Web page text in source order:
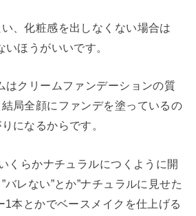
、化粧感を出しなくない場合は
ほうがいいです。
はクリームファンデーションの質
局全顔にファンデを塗っているの
になるからです。
くらかナチュラルにつくように開
バレない”とか”ナチュラルに見せた
1本とかでベースメイクを仕上げる